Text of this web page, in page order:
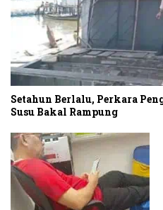
Setahun Berlalu, Perkara
Susu Bakal Rampung